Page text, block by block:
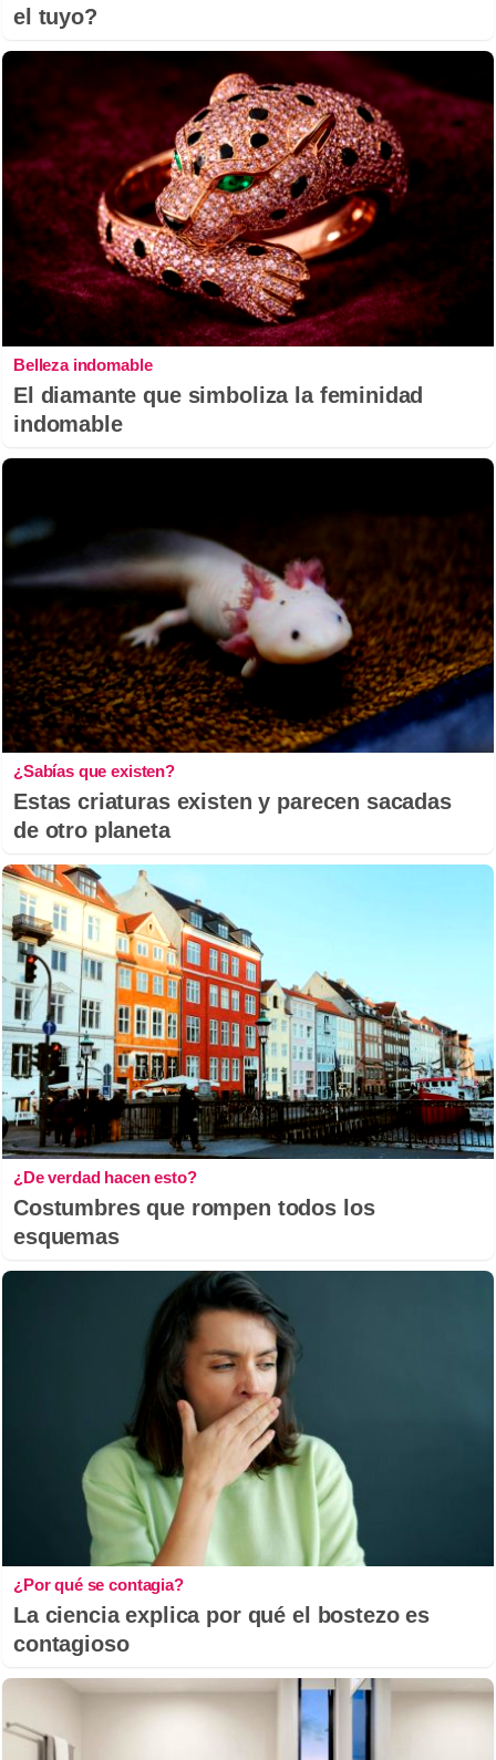
el tuyo?
Belleza indomable
El diamante que simboliza la feminidad
indomable
¿Sabías que existen?
Estas criaturas existen y parecen sacadas
de otro planeta
¿De verdad hacen esto?
Costumbres que rompen todos los
esquemas
¿Por qué se contagia?
La ciencia explica por qué el bostezo es
contagioso